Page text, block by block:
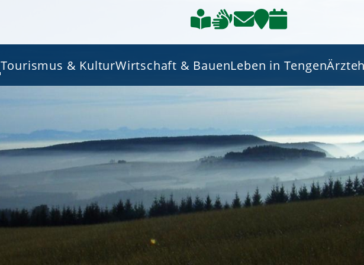
Tourismus & KulturWirtschaft & BauenLeben in Tengen